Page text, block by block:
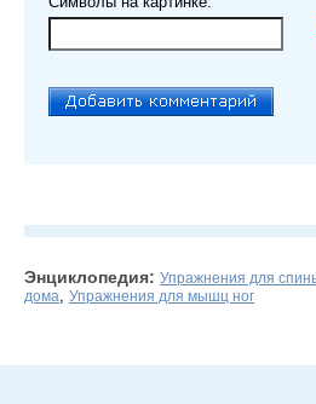
Энциклопедия: Упражнения для
дома
Упражнения для мышц ног